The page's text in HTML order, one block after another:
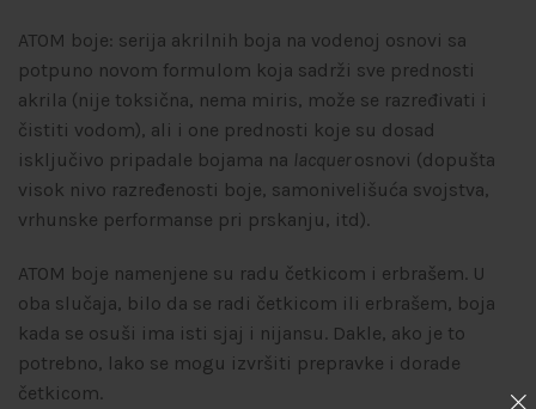
ATOM boje: serija akrilnih boja na vodenoj osnovi sa
potpuno novom formulom koja sadrži sve prednosti
akrila (nije toksična, nema miris, može se razređivati i
čistiti vodom), ali i one prednosti koje su dosad
isključivo pripadale bojama na lacquerosnovi (dopušta
visok nivo razređenosti boje, samonivelišuća svojstva,
vrhunske performanse pri prskanju, itd).
ATOM boje namenjene su radu četkicom i erbrašem. U
oba slučaja, bilo da se radi četkicom ili erbrašem, boja
kada se osuši ima isti sjaj i nijansu. Dakle, ako je to
potrebno, lako se mogu izvršiti prepravke i dorade
četkicom.